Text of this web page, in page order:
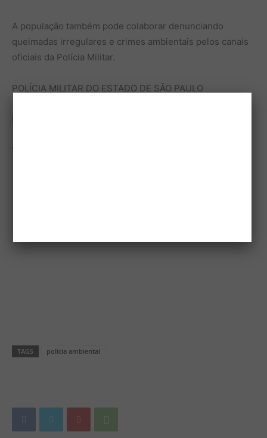
A população também pode colaborar denunciando
queimadas irregulares e crimes ambientais pelos canais
oficiais da Polícia Militar.
POLÍCIA MILITAR DO ESTADO DE SÃO PAULO
“Preservar o meio ambiente é proteger a vida.”
TAGS policia ambiental